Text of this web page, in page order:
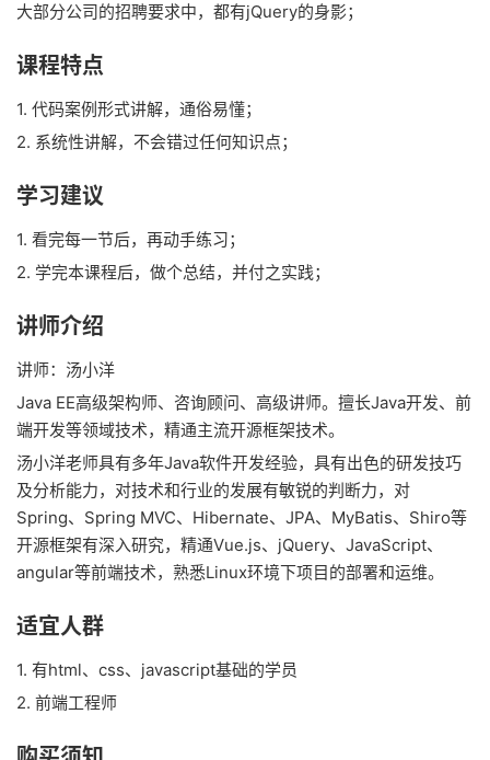
大部分公司的招聘要求中，都有jQuery的身影；
课程特点
1. 代码案例形式讲解，通俗易懂；
2. 系统性讲解，不会错过任何知识点；
学习建议
1. 看完每一节后，再动手练习；
2. 学完本课程后，做个总结，并付之实践；
讲师介绍
讲师：汤小洋
Java EE高级架构师、咨询顾问、高级讲师。擅长Java开发、前
端开发等领域技术，精通主流开源框架技术。
汤小洋老师具有多年Java软件开发经验，具有出色的研发技巧
及分析能力，对技术和行业的发展有敏锐的判断力，对
Spring、Spring MVC、Hibernate、JPA、MyBatis、Shiro等
开源框架有深入研究，精通Vue.js、jQuery、JavaScript、
angular等前端技术，熟悉Linux环境下项目的部署和运维。
适宜人群
1. 有html、css、javascript基础的学员
2. 前端工程师